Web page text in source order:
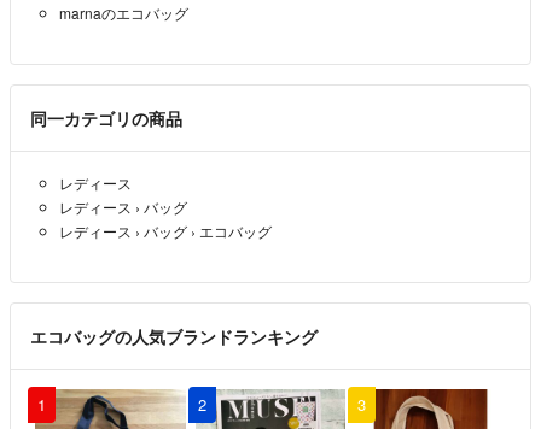
marnaのエコバッグ
同一カテゴリの商品
レディース
レディース › バッグ
レディース › バッグ › エコバッグ
エコバッグの人気ブランドランキング
1 2 3